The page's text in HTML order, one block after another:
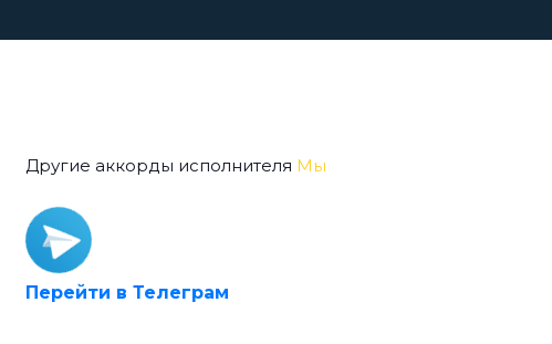
Другие аккорды исполнителя Мы
Перейти в Телеграм